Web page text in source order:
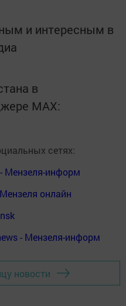
и интересным в
в
MАХ:
сетях:
Мензеля-информ
онлайн
- Мензеля-информ
новости